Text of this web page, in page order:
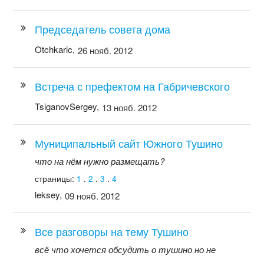
Председатель совета дома
Otchkaric, 26 нояб. 2012
Встреча с префектом на Габричевского
TsiganovSergey, 13 нояб. 2012
Муниципальный сайт Южного Тушино
что на нём нужно размещать?
страницы: 1 .2 .3 .4
leksey, 09 нояб. 2012
Все разговоры на тему Тушино
всё что хочется обсудить о тушино но не